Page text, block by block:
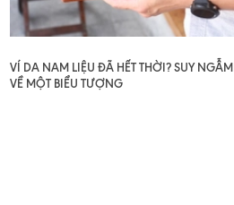
VÍ DA NAM LIỆU ĐÃ HẾT THỜI? SUY NGẪM
VỀ MỘT BIỂU TƯỢNG